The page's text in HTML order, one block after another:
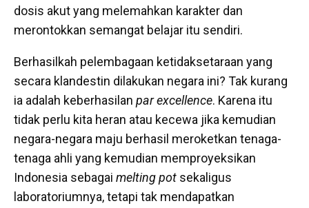
dosis akut yang melemahkan karakter dan
merontokkan semangat belajar itu sendiri.
Berhasilkah pelembagaan ketidaksetaraan yang
secara klandestin dilakukan negara ini? Tak kurang
ia adalah keberhasilan par excellence. Karena itu
tidak perlu kita heran atau kecewa jika kemudian
negara-negara maju berhasil meroketkan tenaga-
tenaga ahli yang kemudian memproyeksikan
Indonesia sebagai melting pot sekaligus
laboratoriumnya, tetapi tak mendapatkan